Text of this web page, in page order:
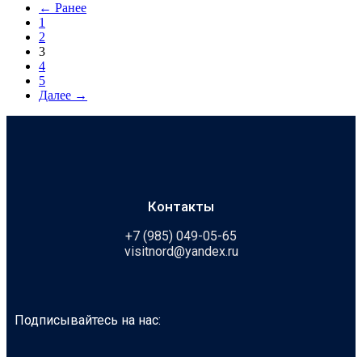
← Ранее
1
2
3
4
5
Далее →
Контакты
+7 (985) 049-05-65
visitnord@yandex.ru
Подписывайтесь на нас: